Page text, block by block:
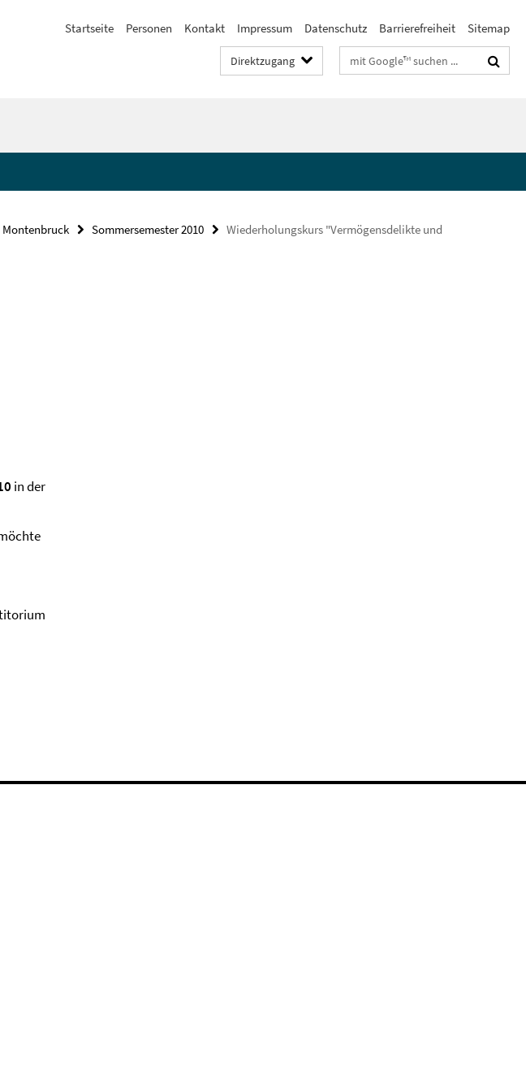
Startseite Personen Kontakt Impressum Datenschutz Barrierefreiheit Sitemap
Direktzugang Suchbegriffe
Montenbruck Sommersemester 2010
Wiederholungskurs "Vermögensdelikte und
in der